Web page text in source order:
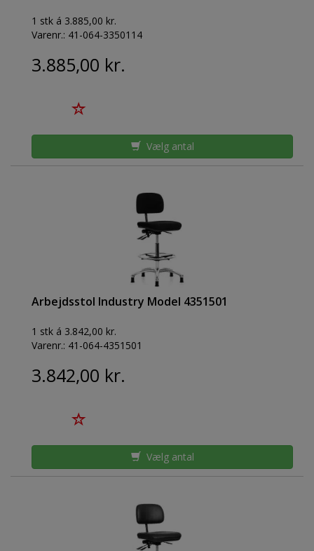
1 stk á 3.885,00 kr.
Varenr.: 41-064-3350114
3.885,00 kr.
Vælg antal
Arbejdsstol Industry Model 4351501
1 stk á 3.842,00 kr.
Varenr.: 41-064-4351501
3.842,00 kr.
Vælg antal